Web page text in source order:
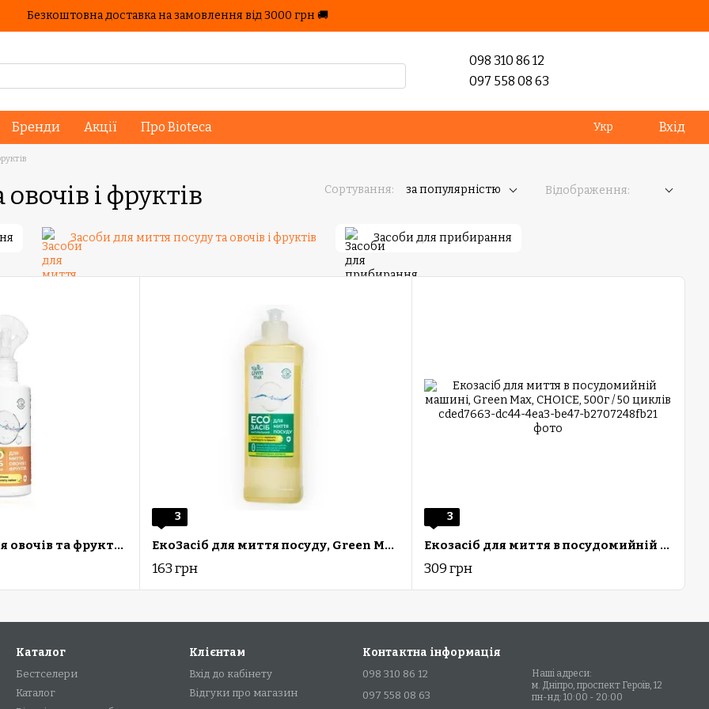
Безкоштовна доставка на замовлення від 3000 грн 🚚
098 310 86 12
097 558 08 63
Бренди Акції Про Bioteca Укр Вхід
і фруктів Сортування: за популярністю Відображення:
Засоби для миття посуду та овочів і фруктів Засоби для прибирання
ЕКОзасіб для миття овочів та фруктів, Green Max, CHOICE, 200мл
3
ЕкоЗасіб для миття посуду, Green Max, CHOICE, 500мл
163 грн
3
Екозасіб для миття в посудомийній машині, Green Max, CHOICE, 500г / 50 циклів
309 грн
Каталог
Бестселери
Каталог
Клієнтам
Вхід до кабінету
Відгуки про магазин
Контактна інформація
098 310 86 12
097 558 08 63
Наші адреси:
м. Дніпро, проспект Героїв, 12
пн-нд: 10:00 - 20:00